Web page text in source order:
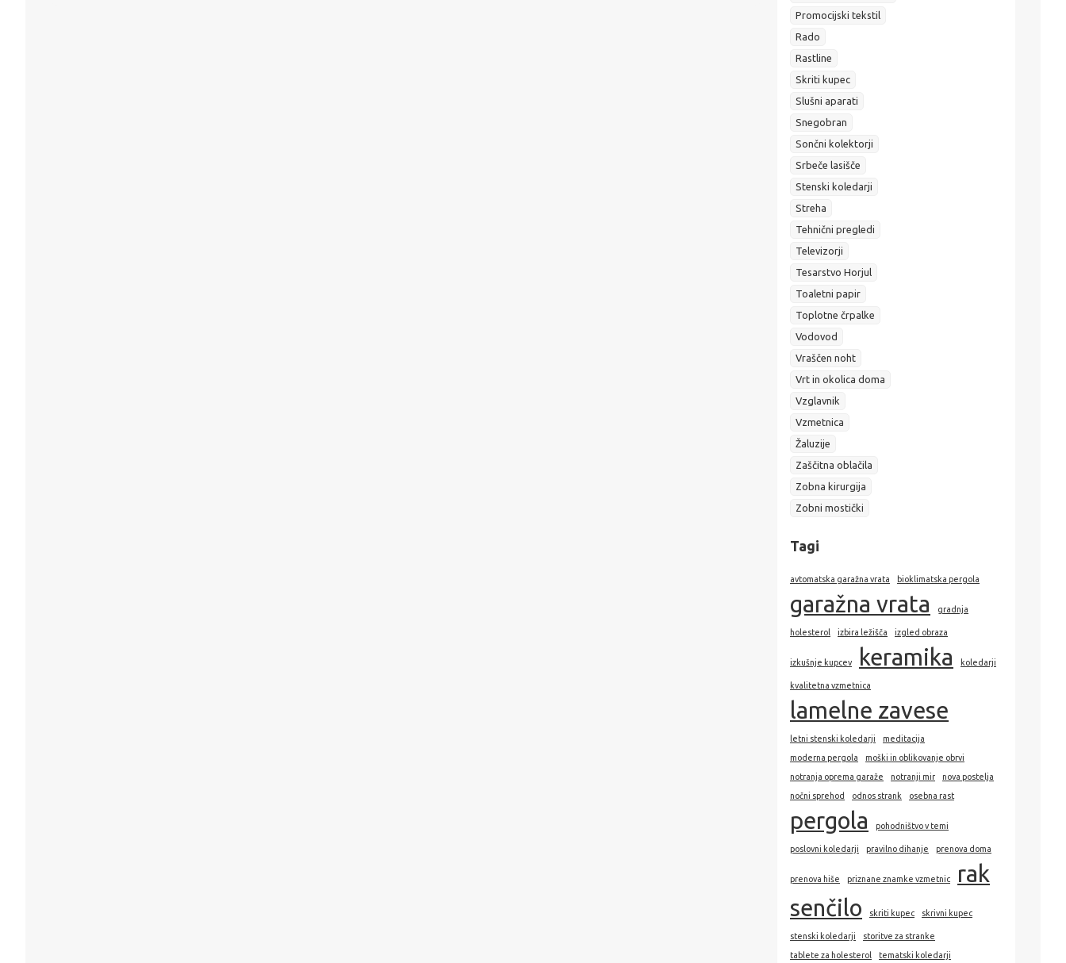
Promocijski tekstil
Rado
Rastline
Skriti kupec
Slušni aparati
Snegobran
Sončni kolektorji
Srbeče lasišče
Stenski koledarji
Streha
Tehnični pregledi
Televizorji
Tesarstvo Horjul
Toaletni papir
Toplotne črpalke
Vodovod
Vraščen noht
Vrt in okolica doma
Vzglavnik
Vzmetnica
Žaluzije
Zaščitna oblačila
Zobna kirurgija
Zobni mostički
Tagi
avtomatska garažna vrata bioklimatska pergola
garažna vrata gradnja
holesterol izbira ležišča izgled obraza
izkušnje kupcev keramika koledarji
kvalitetna vzmetnica
lamelne zavese
letni stenski koledarji
meditacija
moderna pergola
moški in oblikovanje obrvi
notranja oprema garaže
notranji mir
nova postelja
nočni sprehod
odnos strank osebna rast
pergola pohodništvo v temi
poslovni koledarji pravilno dihanje prenova doma
prenova hiše priznane znamke vzmetnic
rak
senčilo
skriti kupec skrivni kupec
stenski koledarji
storitve za stranke
tablete za holesterol
tematski koledarji